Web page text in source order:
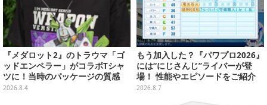
『メダロット2』のトラウマ「ゴ
ッドエンペラー」がコラボTシャ
ツに！当時のパッケージの質感
を、あえてデジタルで再現
2026.8.4
もう加入した？『パワプロ2026』
には“にじさんじ”ライバーが登
場！ 性能やエピソードをご紹介
2026.8.7